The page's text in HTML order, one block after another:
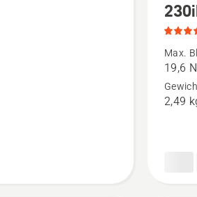
Details
230iB
Akku
Max.
19,6 N
2,49